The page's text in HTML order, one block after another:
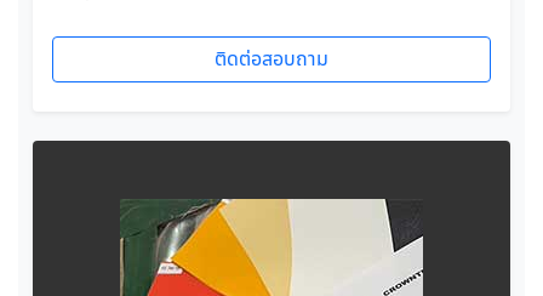
ติดต่อสอบถาม